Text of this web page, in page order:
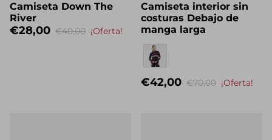
Camiseta Down The
River
€28,00 €40,00 ¡Oferta!
Camiseta interior sin
costuras Debajo de
manga larga
Nombre propio
€42,00 €70,00 ¡Oferta!